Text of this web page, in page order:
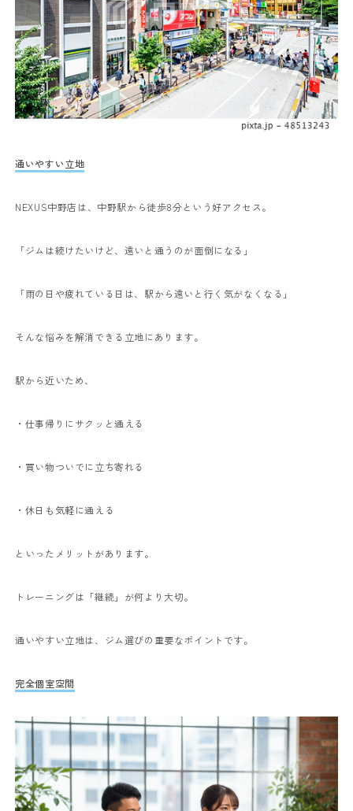
通いやすい立地
NEXUS中野店は、中野駅から徒歩8分という好アクセス。
「ジムは続けたいけど、遠いと通うのが面倒になる」
「雨の日や疲れている日は、駅から遠いと行く気がなくなる」
そんな悩みを解消できる立地にあります。
駅から近いため、
・仕事帰りにサクッと通える
・買い物ついでに立ち寄れる
・休日も気軽に通える
といったメリットがあります。
トレーニングは「継続」が何より大切。
通いやすい立地は、ジム選びの重要なポイントです。
完全個室空間